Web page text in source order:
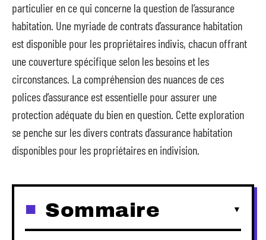
particulier en ce qui concerne la question de l’assurance
habitation. Une myriade de contrats d’assurance habitation
est disponible pour les propriétaires indivis, chacun offrant
une couverture spécifique selon les besoins et les
circonstances. La compréhension des nuances de ces
polices d’assurance est essentielle pour assurer une
protection adéquate du bien en question. Cette exploration
se penche sur les divers contrats d’assurance habitation
disponibles pour les propriétaires en indivision.
Sommaire